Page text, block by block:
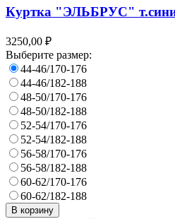
Куртка "ЭЛЬБРУС"
3250,00 ₽
Выберите размер:
44-46/170-176
44-46/182-188
48-50/170-176
48-50/182-188
52-54/170-176
52-54/182-188
56-58/170-176
56-58/182-188
60-62/170-176
60-62/182-188
В корзину